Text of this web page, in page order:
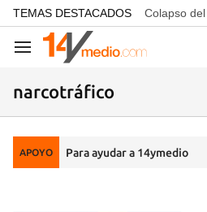
common.go-to-content
TEMAS DESTACADOS Colapso del
Navegación
narcotráfico
APOYO Para ayudar a 14ymedio